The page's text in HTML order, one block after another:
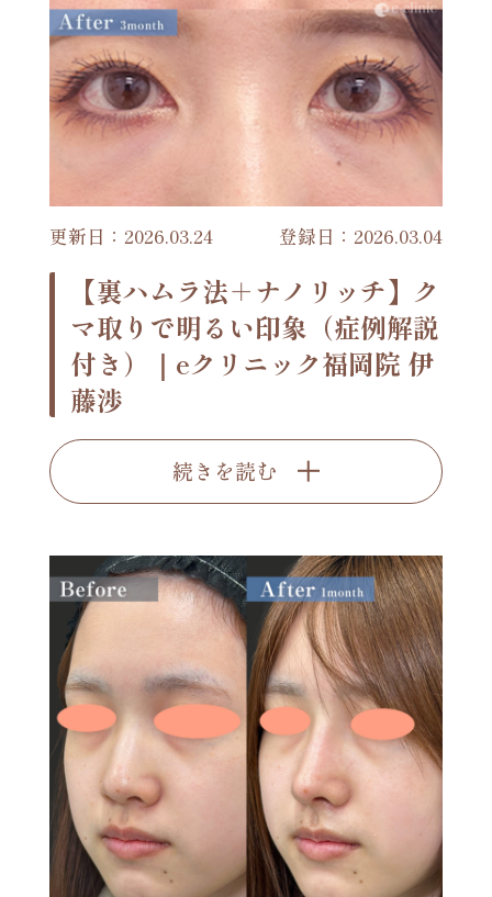
更新日：2026.03.24 登録日：2026.03.04
【裏ハムラ法＋ナノリッチ】ク
マ取りで明るい印象（症例解説
付き）｜eクリニック福岡院 伊
藤渉
続きを読む